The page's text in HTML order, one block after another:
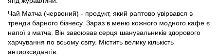
Чай Матча (червоний) - продукт, який раптово увірвався в
тренди барного бізнесу. Зараз в меню кожного модного кафе є
напої з матча. Він завоював серця шанувальників здорового
харчування по всьому світу. Містить велику кількість
антиоксидантів.